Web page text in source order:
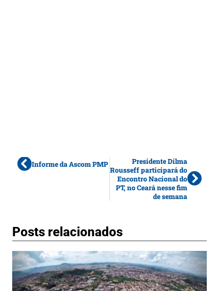
Informe da Ascom PMP
Presidente Dilma
Rousseff participará do
Encontro Nacional do
PT, no Ceará nesse fim
de semana
Posts relacionados